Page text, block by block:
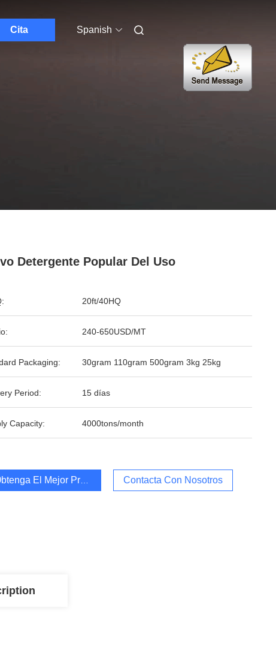
Cita Spanish
Detergente Popular Del Uso
20ft/40HQ
240-650USD/MT
Packaging: 30gram 110gram 500gram 3kg 25kg
Period: 15 días
Capacity: 4000tons/month
El Mejor Precio Contacta Con Nosotros